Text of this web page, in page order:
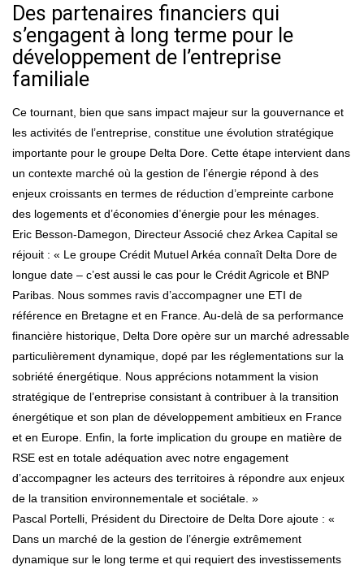
Des partenaires financiers qui
s’engagent à long terme pour le
développement de l’entreprise
familiale
Ce tournant, bien que sans impact majeur sur la gouvernance et
les activités de l’entreprise, constitue une évolution stratégique
importante pour le groupe Delta Dore. Cette étape intervient dans
un contexte marché où la gestion de l’énergie répond à des
enjeux croissants en termes de réduction d’empreinte carbone
des logements et d’économies d’énergie pour les ménages.
Eric Besson-Damegon, Directeur Associé chez Arkea Capital se
réjouit : « Le groupe Crédit Mutuel Arkéa connaît Delta Dore de
longue date – c’est aussi le cas pour le Crédit Agricole et BNP
Paribas. Nous sommes ravis d’accompagner une ETI de
référence en Bretagne et en France. Au-delà de sa performance
financière historique, Delta Dore opère sur un marché adressable
particulièrement dynamique, dopé par les réglementations sur la
sobriété énergétique. Nous apprécions notamment la vision
stratégique de l’entreprise consistant à contribuer à la transition
énergétique et son plan de développement ambitieux en France
et en Europe. Enfin, la forte implication du groupe en matière de
RSE est en totale adéquation avec notre engagement
d’accompagner les acteurs des territoires à répondre aux enjeux
de la transition environnementale et sociétale. »
Pascal Portelli, Président du Directoire de Delta Dore ajoute : «
Dans un marché de la gestion de l’énergie extrêmement
dynamique sur le long terme et qui requiert des investissements